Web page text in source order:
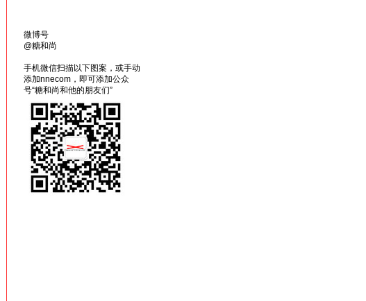
微博号
@糖和尚
手机微信扫描以下图案，或手动
添加nnecom，即可添加公众
号“糖和尚和他的朋友们”